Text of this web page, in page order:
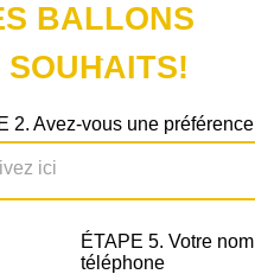
BALLONS
SOUHAITS!
2. Avez-vous une
ÉTAPE 5. Votre
téléphone